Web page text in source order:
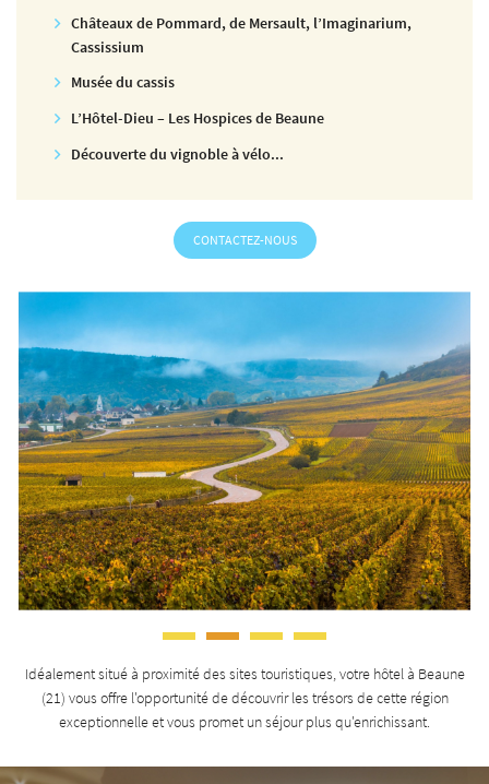
Châteaux de Pommard, de Mersault, l’Imaginarium,
Cassissium
Musée du cassis
L’Hôtel-Dieu – Les Hospices de Beaune
Découverte du vignoble à vélo...
CONTACTEZ-NOUS
Idéalement situé à proximité des sites touristiques, votre hôtel à Beaune
(21) vous offre l'opportunité de découvrir les trésors de cette région
exceptionnelle et vous promet un séjour plus qu'enrichissant.